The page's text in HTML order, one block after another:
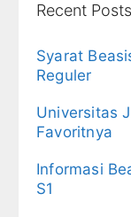
Recent Posts
Syarat
Reguler
Universitas
Favoritnya
Informasi
S1